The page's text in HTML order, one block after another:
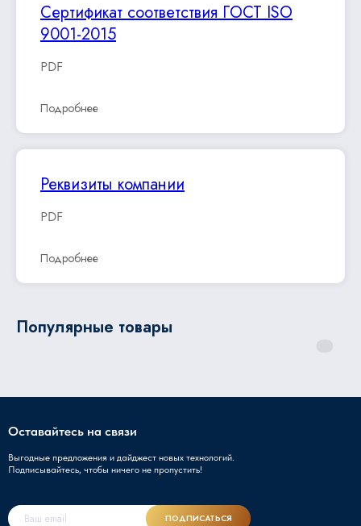
Сертификат соответствия ГОСТ ISO
9001-2015
PDF
Подробнее
Реквизиты компании
PDF
Подробнее
Популярные товары
Оставайтесь на связи
Выгодные предложения и дайджест новых технологий.
Подписывайтесь, чтобы ничего не пропустить!
ПОДПИСАТЬСЯ